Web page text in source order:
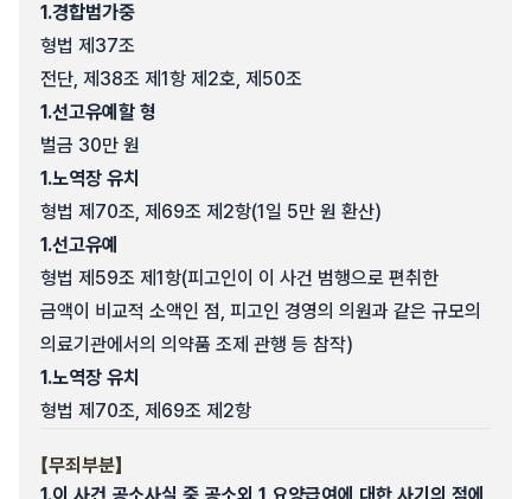
1.경합범가중
형법 제37조
전단, 제38조 제1항 제2호, 제50조
1.선고유예할 형
벌금 30만 원
1.노역장 유치
형법 제70조, 제69조 제2항(1일 5만 원 환산)
1.선고유예
형법 제59조 제1항(피고인이 이 사건 범행으로 편취한
금액이 비교적 소액인 점, 피고인 경영의 의원과 같은 규모의
의료기관에서의 의약품 조제 관행 등 참작)
1.노역장 유치
형법 제70조, 제69조 제2항
【무죄부분】